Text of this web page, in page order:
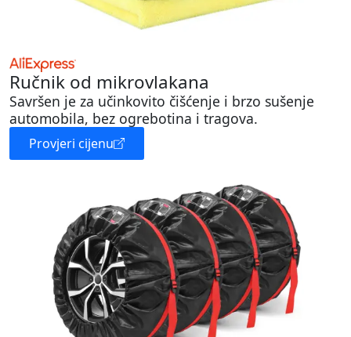
Ručnik od mikrovlakana
Savršen je za učinkovito čišćenje i brzo sušenje
automobila, bez ogrebotina i tragova.
Provjeri cijenu